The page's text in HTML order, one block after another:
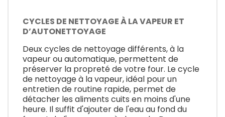
CYCLES DE NETTOYAGE À LA VAPEUR ET
D’AUTONETTOYAGE
Deux cycles de nettoyage différents, à la
vapeur ou automatique, permettent de
préserver la propreté de votre four. Le cycle
de nettoyage à la vapeur, idéal pour un
entretien de routine rapide, permet de
détacher les aliments cuits en moins d'une
heure. Il suffit d'ajouter de l'eau au fond du